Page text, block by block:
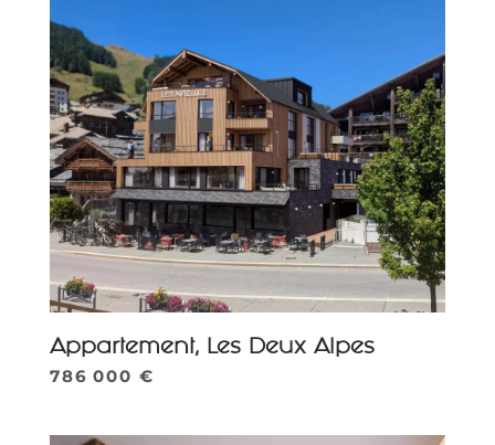
Appartement, Les Deux Alpes
786 000 €